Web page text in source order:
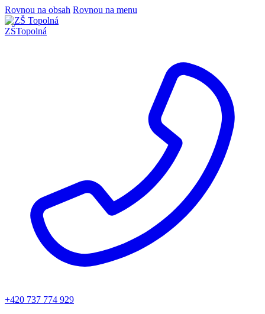
Rovnou na obsah Rovnou na menu
ZŠTopolná
+420 737 774 929